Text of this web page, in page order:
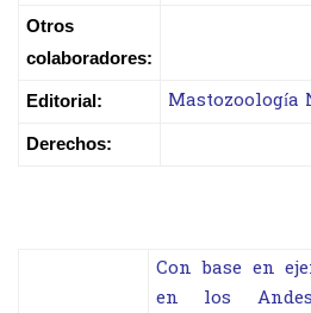
Otros
colaboradores:
Editorial: Mastozoología
Derechos:
Con base en
en los